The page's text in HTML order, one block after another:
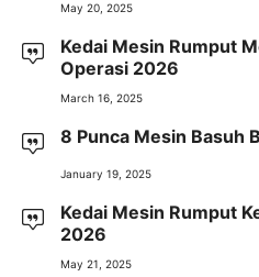
May 20, 2025
Kedai Mesin Rumput
Operasi 2026
March 16, 2025
8 Punca Mesin Basuh
January 19, 2025
Kedai Mesin Rumput
2026
May 21, 2025